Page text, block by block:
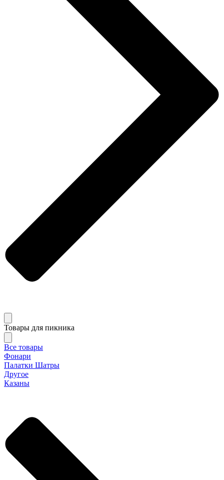
Товары для пикника
Все товары
Фонари
Палатки Шатры
Другое
Казаны